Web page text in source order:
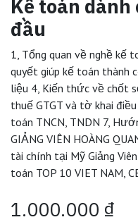
Kế toán
đầu
1, Tổng quan về nghề kế
quyết giúp kế toán thành
liệu 4, Kiến thức về chốt
thuế GTGT và tờ khai
toán TNCN, TNDN 7,
GIẢNG VIÊN HOÀNG
tài chính tại Mỹ Giảng
toán TOP 10 VIET NAM,
1.000.000 ₫